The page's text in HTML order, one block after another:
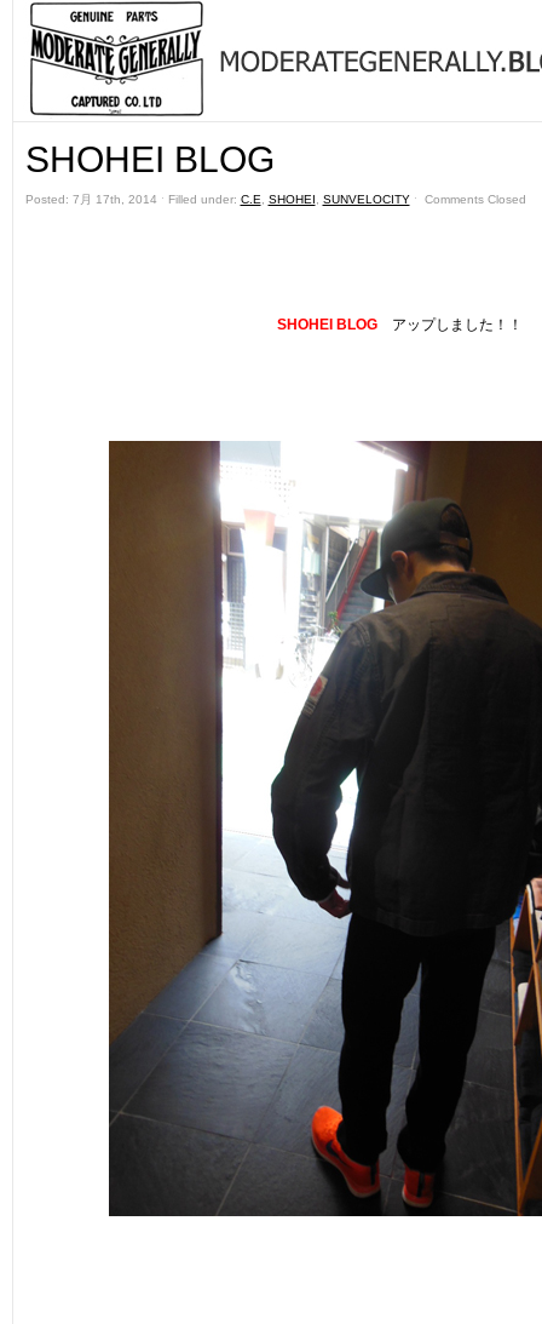
SHOHEI BLOG
Posted: 7月 17th, 2014 ˑ Filled under: C.E SHOHEI SUNVELOCITYˑ Comments Closed
SHOHEI BLOGアップしました！！